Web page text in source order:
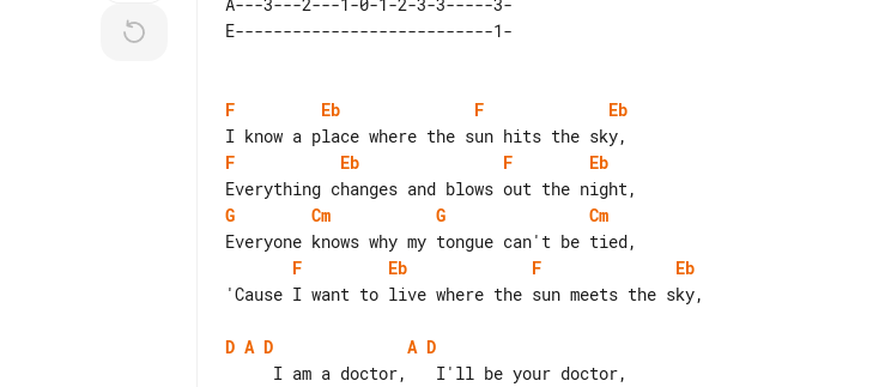
F Eb F
Eb
F
Eb F
Eb
G
Cm G
Cm
F
Eb F
Eb
'Cause I want to live where the sun meets the sky,
D A D A D